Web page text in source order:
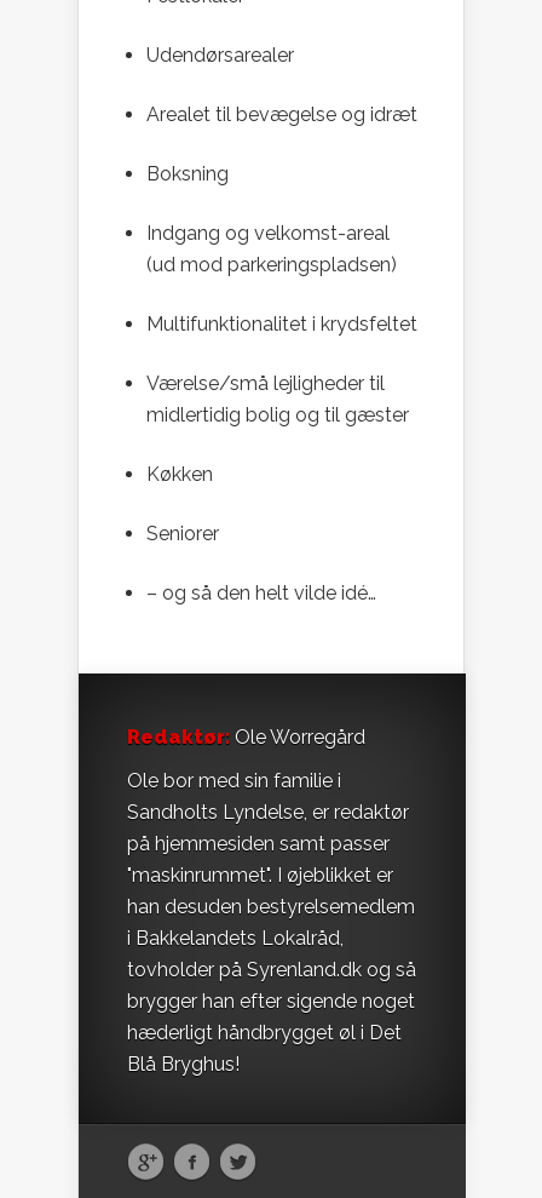
Udendørsarealer
Arealet til bevægelse og idræt
Boksning
Indgang og velkomst-areal
(ud mod parkeringspladsen)
Multifunktionalitet i krydsfeltet
Værelse/små lejligheder til
midlertidig bolig og til gæster
Køkken
Seniorer
– og så den helt vilde idé…
Redaktør: Ole Worregård
Ole bor med sin familie i
Sandholts Lyndelse, er redaktør
på hjemmesiden samt passer
"maskinrummet". I øjeblikket er
han desuden bestyrelsemedlem
i Bakkelandets Lokalråd,
tovholder på Syrenland.dk og så
brygger han efter sigende noget
hæderligt håndbrygget øl i Det
Blå Bryghus!